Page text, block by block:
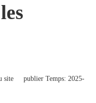
site publier Temps: 2025-